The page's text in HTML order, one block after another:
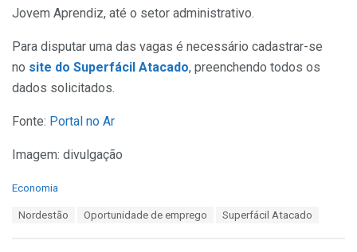
Jovem Aprendiz, até o setor administrativo.
Para disputar uma das vagas é necessário cadastrar-se
no site do Superfácil Atacado, preenchendo todos os
dados solicitados.
Fonte: Portal no Ar
Imagem: divulgação
C
Economia
Nordestão Oportunidade de emprego Superfácil Atacado